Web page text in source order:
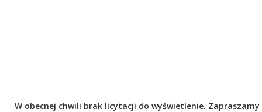
W obecnej chwili brak licytacji do wyświetlenie. Zapraszamy